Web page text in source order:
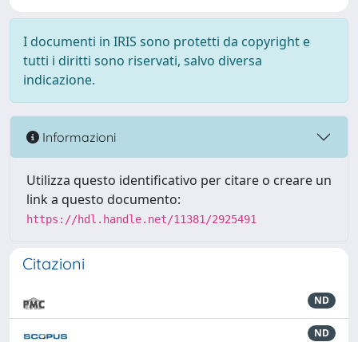
I documenti in IRIS sono protetti da copyright e
tutti i diritti sono riservati, salvo diversa
indicazione.
Informazioni
Utilizza questo identificativo per citare o creare un
link a questo documento:
https://hdl.handle.net/11381/2925491
Citazioni
ND
ND